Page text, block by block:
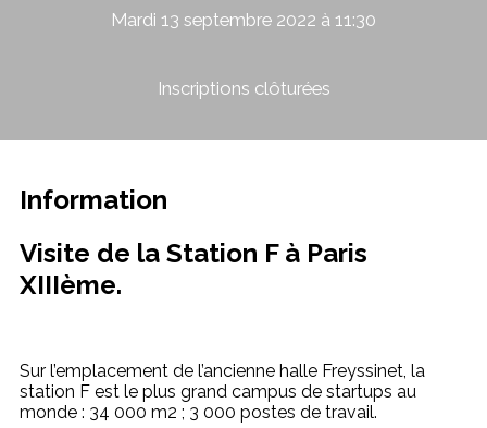
Mardi 13 septembre 2022 à 11:30
Inscriptions clôturées
Information
Visite de la Station F à Paris
XIIIème.
Sur l’emplacement de l’ancienne halle Freyssinet, la
station F est le plus grand campus de startups au
monde : 34 000 m2 ; 3 000 postes de travail.